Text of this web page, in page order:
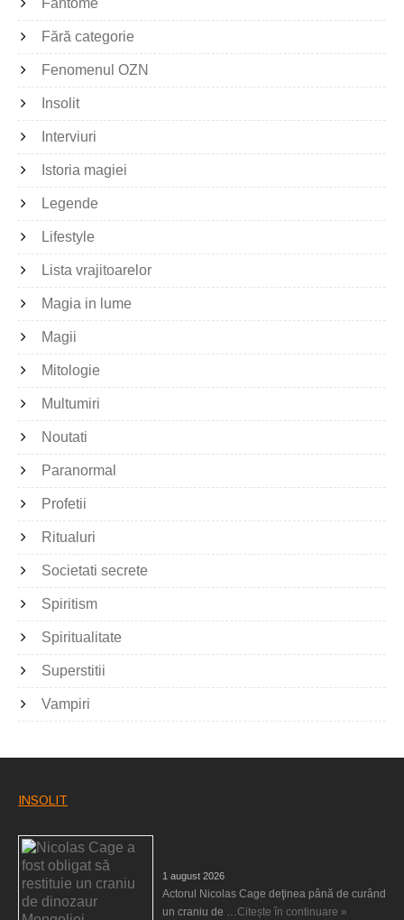
Fantome
Fără categorie
Fenomenul OZN
Insolit
Interviuri
Istoria magiei
Legende
Lifestyle
Lista vrajitoarelor
Magia in lume
Magii
Mitologie
Multumiri
Noutati
Paranormal
Profetii
Ritualuri
Societati secrete
Spiritism
Spiritualitate
Superstitii
Vampiri
INSOLIT
1 august 2026
Actorul Nicolas Cage deţinea până de curând
un craniu de …Citește în continuare »